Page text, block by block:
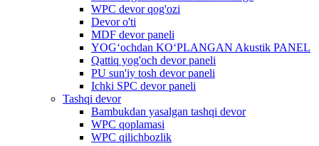
WPC devor qog'ozi
Devor o'ti
MDF devor paneli
YOG‘ochdan KO‘PLANGAN Akustik PANEL
Qattiq yog'och devor paneli
PU sun'iy tosh devor paneli
Ichki SPC devor paneli
Tashqi devor
Bambukdan yasalgan tashqi devor
WPC qoplamasi
WPC qilichbozlik